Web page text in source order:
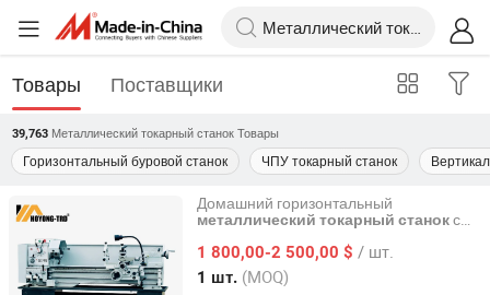
Товары Поставщики
39,763 Металлический токарный станок Товары
Горизонтальный буровой станок ЧПУ токарный станок
Домашний горизонтальный
металлический токарный станокс
CZ1340g CZ1440g
1 800,00-2 500,00 $ / шт.
1 шт. (MOQ)
TENGZHOU HOYONG MACHINERY CO., LTD
Shandong, China с 2021